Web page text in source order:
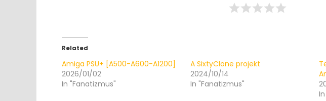
Related
Amiga PSU+ [A500-A600-A1200]
2026/01/02
In "Fanatizmus"
A SixtyClone projekt
2024/10/14
In "Fanatizmus"